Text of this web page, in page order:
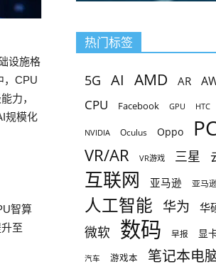
设施格
，CPU
力，
规模化
智算
至
热门标签
5G AI AMD AR
CPU Facebook GPU HTC
NVIDIA Oculus Oppo
VR/AR VR游戏 三星
互联网 亚马逊 亚马
人工智能 华为 华
微软 数码 早报 显
汽车 游戏本 笔记本电